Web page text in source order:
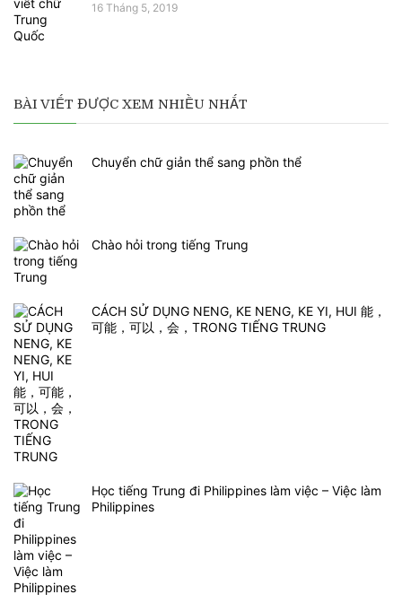
16 Tháng 5, 2019
BÀI VIẾT ĐƯỢC XEM NHIỀU NHẤT
Chuyển chữ giản thể sang phồn thể
Chào hỏi trong tiếng Trung
CÁCH SỬ DỤNG NENG, KE NENG, KE YI, HUI 能，
可能，可以，会，TRONG TIẾNG TRUNG
Học tiếng Trung đi Philippines làm việc – Việc làm
Philippines